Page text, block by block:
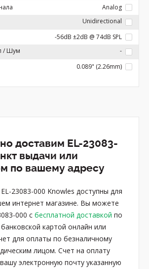
Analog
Unidirectional
-56dB ±2dB @ 74dB SPL
/ Шум
-
0.089" (2.26mm)
доставим EL-23083-
выдачи или
по вашему адресу
23083-000 Knowles доступны для
интернет магазине. Вы можете
000 с бесплатной доставкой по
картой онлайн или
для оплаты по безналичному
лицом. Счет на оплату
электронную почту указанную